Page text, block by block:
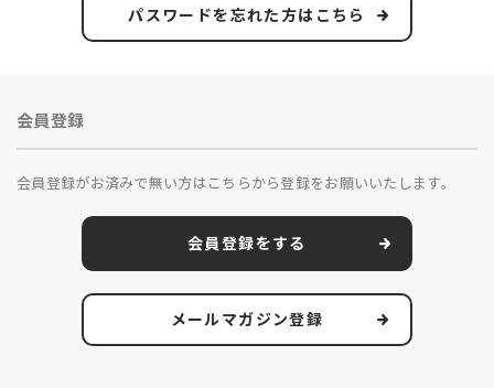
パスワードを忘れた方はこちら
会員登録
会員登録がお済みで無い方はこちらから登録をお願いいたします。
会員登録をする
メールマガジン登録